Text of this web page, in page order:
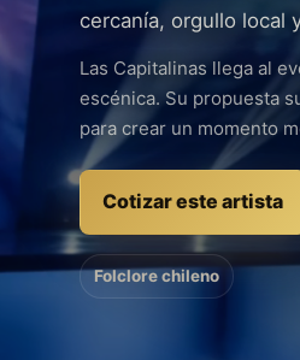
cercanía, orgullo local
Las Capitalinas llega al
escénica. Su propuesta
para crear un momento
Cotizar este artista
Folclore chileno